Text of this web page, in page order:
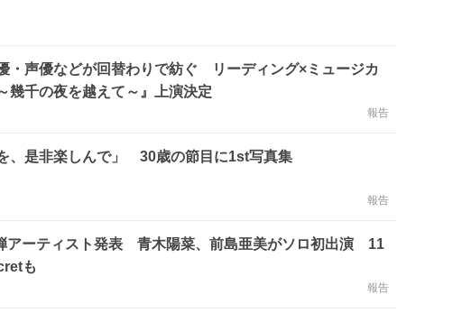
・声優などが回替わりで紡ぐ リーディング×ミュージカ
幾千の夜を越えて～』上演決定
報告
、是非楽しんで」 30歳の節目に1st写真集
報告
アーティスト発表 青木陽菜、前島亜美がソロ初出演 11
も
報告